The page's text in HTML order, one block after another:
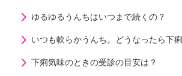
ゆるゆるうんちはいつまで続くの？
いつも軟らかうんち。どうなったら下
下痢気味のときの受診の目安は？